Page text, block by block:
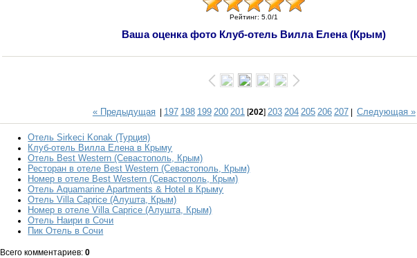
Рейтинг: 5.0/1
Ваша оценка фото Клуб-отель Вилла Елена (Крым)
« Предыдущая| 197 198 199 200 201 [202] 203 204 205 206 207| Следующая »
Отель Sirkeci Konak (Турция)
Клуб-отель Вилла Елена в Крыму
Отель Best Western (Севастополь, Крым)
Ресторан в отеле Best Western (Севастополь, Крым)
Номер в отеле Best Western (Севастополь, Крым)
Отель Aquamarine Apartments & Hotel в Крыму
Отель Villa Caprice (Алушта, Крым)
Номер в отеле Villa Caprice (Алушта, Крым)
Отель Наири в Сочи
Пик Отель в Сочи
Всего комментариев:0